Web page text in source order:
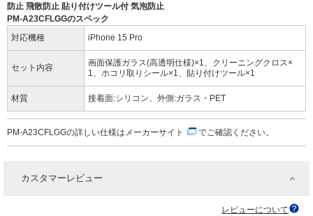
防止 飛散防止 貼り付けツール付 気泡防止
PM-A23CFLGGのスペック
対応機種
iPhone 15 Pro
セット内容
画面保護ガラス(高透明仕様)×1、クリーニングクロス×
1、ホコリ取りシール×1、貼り付けツール×1
材質 接着面:シリコン、外側:ガラス・PET
PM-A23CFLGGの詳しい仕様は メーカーサイト でご確認ください。
カスタマーレビュー
レビューについて